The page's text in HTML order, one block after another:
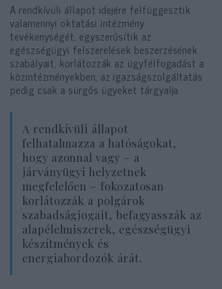
A rendkívüli állapot idejére felfüggesztik
valamennyi oktatási intézmény
tevékenységét, egyszerűsítik az
egészségügyi felszerelések beszerzésének
szabályait, korlátozzák az ügyfélfogadást a
közintézményekben, az igazságszolgáltatás
pedig csak a sürgős ügyeket tárgyalja.
A rendkívüli állapot
felhatalmazza a hatóságokat,
hogy azonnal vagy – a
járványügyi helyzetnek
megfelelően – fokozatosan
korlátozzák a polgárok
szabadságjogait, befagyasszák az
alapélelmiszerek, egészségügyi
készítmények és
energiahordozók árát.